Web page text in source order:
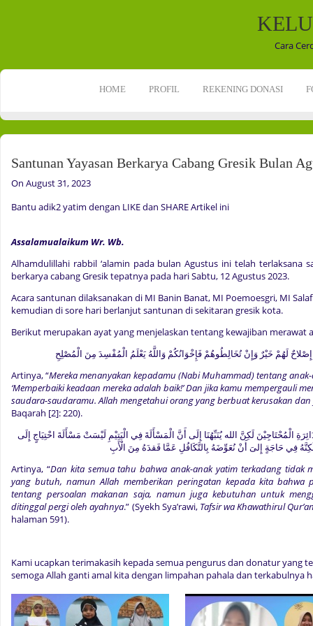
Cara
HOME PROFIL REKENING DONASI
Santunan Yayasan Berkarya Cabang Gresik Bulan
On August 31, 2023
Bantu adik2 yatim dengan LIKE dan SHARE Artikel ini
Assalamualaikum Wr. Wb.
Alhamdulillahi rabbil ‘alamin pada bulan Agustus ini telah terlaksana
berkarya cabang Gresik tepatnya pada hari Sabtu, 12 Agustus 2023.
Acara santunan dilaksanakan di MI Banin Banat, MI Poemoesgri, MI
kemudian di sore hari berlanjut santunan di sekitaran gresik kota.
Berikut merupakan ayat yang menjelaskan tentang kewajiban merawat
لَهُمْ خَيْرٌ وَإِنْ تُخَالِطُوهُمْ فَإِخْوَانُكُمْ وَاللَّهُ يَعْلَمُ الْمُفْسِدَ مِنَ الْمُصْلِحِ
Artinya, “Mereka menanyakan kepadamu (Nabi Muhammad) tentang
‘Memperbaiki keadaan mereka adalah baik!’ Dan jika kamu mempergauli
saudara-saudaramu. Allah mengetahui orang yang berbuat kerusakan
Baqarah [2]: 220).
الْمُحْتَاجِيْنَ لَكِنَّ الله يُنَبِّهُنَا إِلَى أَنَّ الْمَسْأَلَةَ فِي الْيَتِيْمِ لَيْسَتْ مَسْأَلَةَ احْتِيَاجٍ إِلَى
فِي حَاجَةٍ إِلىَ أَنْ نُعَوِّضَهُ بِالتَّكَافُلِ عَمَّا فَقدَهُ مِنَ الْأَبِ
Artinya, “Dan kita semua tahu bahwa anak-anak yatim terkadang tidak
yang butuh, namun Allah memberikan peringatan kepada kita bahwa
tentang persoalan makanan saja, namun juga kebutuhan untuk
ditinggal pergi oleh ayahnya.” (Syekh Sya’rawi, Tafsir wa Khawathirul
halaman 591).
Kami ucapkan terimakasih kepada semua pengurus dan donatur yang
semoga Allah ganti amal kita dengan limpahan pahala dan terkabulnya